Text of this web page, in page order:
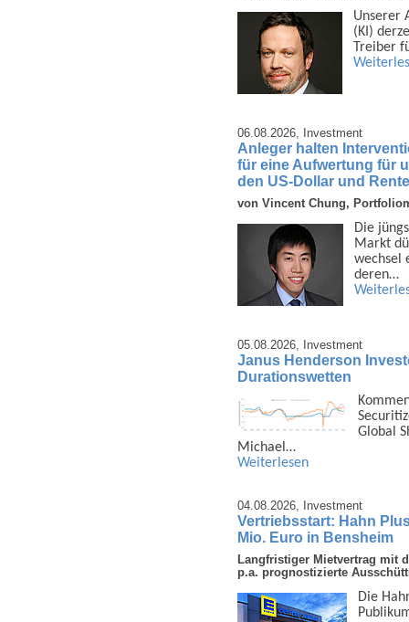
Unserer
(KI)
Treiber
06.08.2026, Investment
Anleger halten
für eine Aufwertung für
den US-Dollar und
von Vincent Chung,
Die
Markt
wechsel
deren…
05.08.2026, Investment
Janus Henderson
Durationswetten
Global
Michael…
Weiterlesen
04.08.2026, Investment
Vertriebsstart: Hahn
Mio. Euro in Bensheim
Langfristiger Mietvertrag mit
p.a. prognostizierte
Die